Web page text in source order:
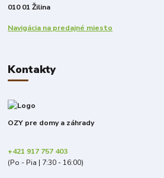
010 01 Žilina
Navigácia na predajné miesto
Kontakty
OZY pre domy a záhrady
+421 917 757 403
(Po - Pia | 7:30 - 16:00)